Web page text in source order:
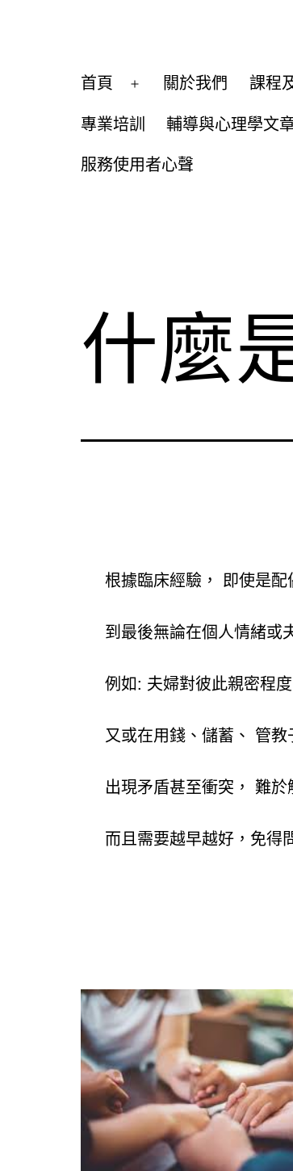
心
心
輔
首頁
開
啟
單
關於我們 課程
專業培訓 輔導與心理學文
服務使用者心聲
什麼
根據臨床經驗， 即使是
到最後無論在個人情緒或
例如: 夫婦對彼此親密程
又或在用錢、儲蓄、 管
出現矛盾甚至衝突， 難
而且需要越早越好，免得